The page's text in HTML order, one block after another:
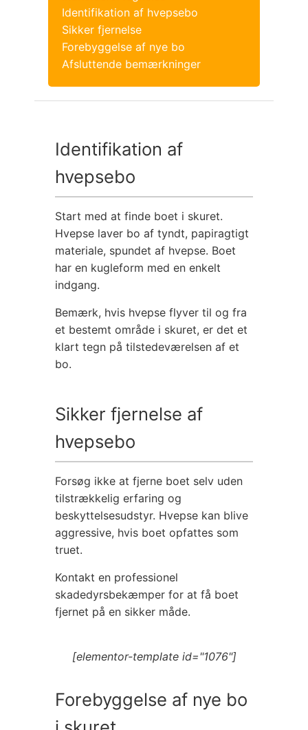
Identifikation af hvepsebo
Sikker fjernelse
Forebyggelse af nye bo
Afsluttende bemærkninger
Identifikation af
hvepsebo
Start med at finde boet i skuret.
Hvepse laver bo af tyndt, papiragtigt
materiale, spundet af hvepse. Boet
har en kugleform med en enkelt
indgang.
Bemærk, hvis hvepse flyver til og fra
et bestemt område i skuret, er det et
klart tegn på tilstedeværelsen af et
bo.
Sikker fjernelse af
hvepsebo
Forsøg ikke at fjerne boet selv uden
tilstrækkelig erfaring og
beskyttelsesudstyr. Hvepse kan blive
aggressive, hvis boet opfattes som
truet.
Kontakt en professionel
skadedyrsbekæmper for at få boet
fjernet på en sikker måde.
[elementor-template id="1076"]
Forebyggelse af nye bo